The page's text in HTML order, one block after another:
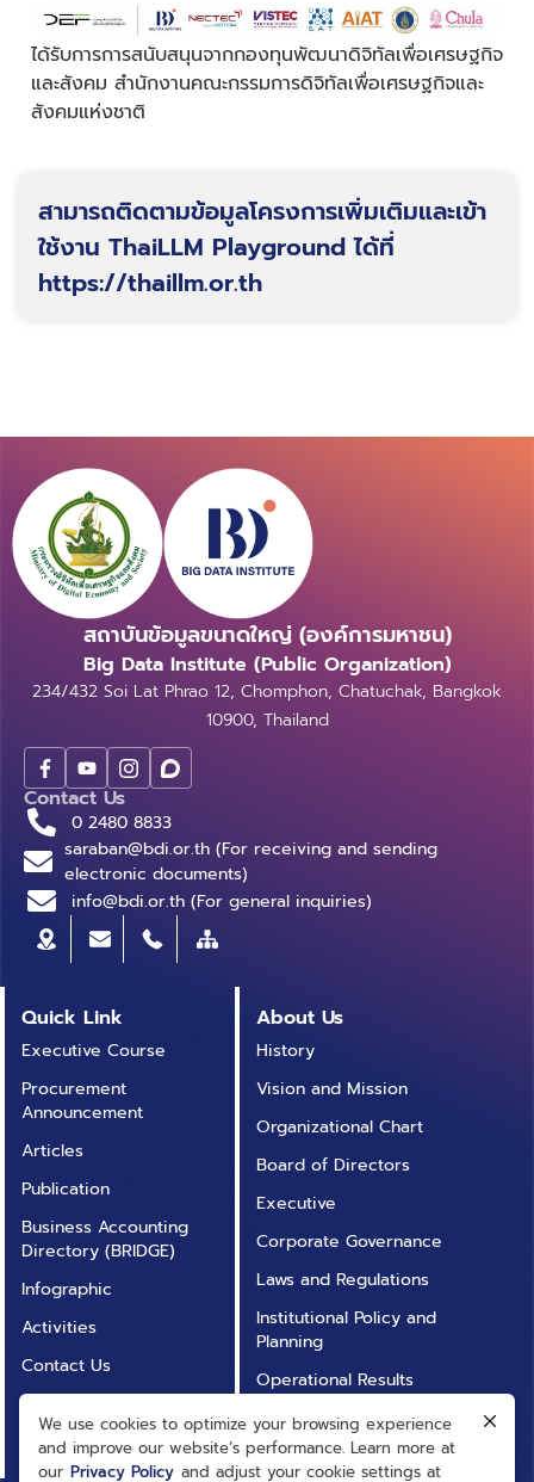
ได้รับการการสนับสนุนจากกองทุนพัฒนาดิจิทัลเพื่อเศรษฐกิจ
และสังคม สำนักงานคณะกรรมการดิจิทัลเพื่อเศรษฐกิจและ
สังคมแห่งชาติ
สามารถติดตามข้อมูลโครงการเพิ่มเติมและเข้า
ใช้งาน ThaiLLM Playground ได้ที่
https://thaillm.or.th
สถาบันข้อมูลขนาดใหญ่ (องค์การมหาชน)
Big Data Institute (Public Organization)
234/432 Soi Lat Phrao 12, Chomphon, Chatuchak, Bangkok
10900, Thailand
Contact Us
0 2480 8833
saraban@bdi.or.th (For receiving and sending
electronic documents)
info@bdi.or.th (For general inquiries)
Quick Link
Executive Course
Procurement
Announcement
Articles
Publication
Business Accounting
Directory (BRIDGE)
Infographic
Activities
Contact Us
Annual Report
FAQ
About Us
History
Vision and Mission
Organizational Chart
Board of Directors
Executive
Corporate Governance
Laws and Regulations
Institutional Policy and
Planning
Operational Results
Operational
Transparency (ITA)
We use cookies to optimize your browsing experience
and improve our website’s performance. Learn more at
our Privacy Policy and adjust your cookie settings at